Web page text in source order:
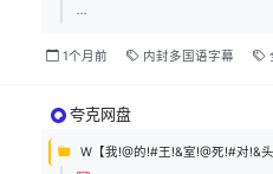
...
1个月前 内封多国语字幕
夸克网盘
W【我!@的!#王!&室!@死!#对!&头